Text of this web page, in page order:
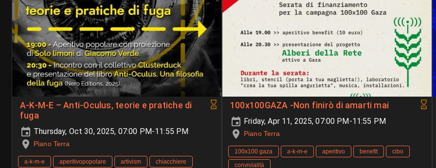
A-K-M-E – Anti-Oculus, teorie e pratiche di
fuga
Thursday, Oct 30, 2025, 07:00 PM-11:55 PM
Piano Terra
a-k-m-e aperitivopopolare artivism chiacchiere
100x100GAZA -Non finirò di amarti mai
Friday, Apr 11, 2025, 07:00 PM-11:55 PM
Piano Terra
100x100 gaza a-k-m-e aperitivo benefit
cibo
convivialità